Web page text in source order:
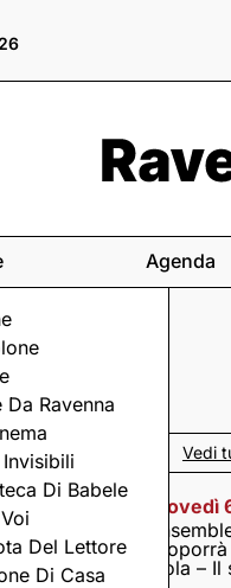
Da Ravenna
Di Babele
Del Lettore
Di Casa
Agenda
Vedi
6 Agosto
nella
di
in Sylvis
viola –